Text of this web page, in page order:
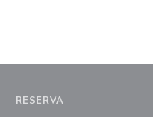
RESERVA